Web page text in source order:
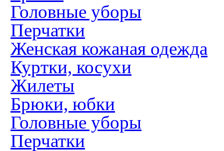
Головные уборы
Перчатки
Женская кожаная одежда
Куртки, косухи
Жилеты
Брюки, юбки
Головные уборы
Перчатки